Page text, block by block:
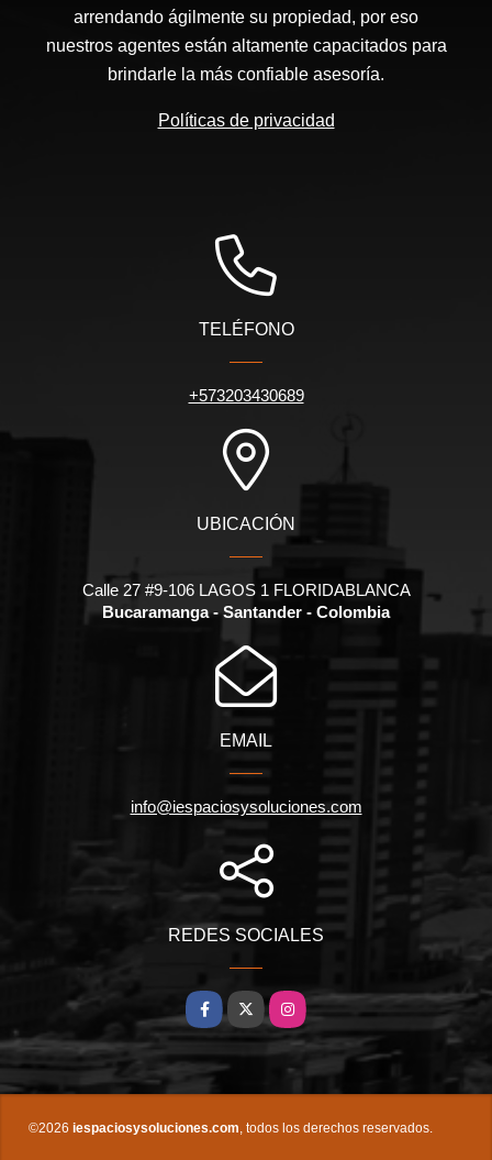
arrendando ágilmente su propiedad, por eso
nuestros agentes están altamente capacitados para
brindarle la más confiable asesoría.
Políticas de privacidad
TELÉFONO
+573203430689
UBICACIÓN
Calle 27 #9-106 LAGOS 1 FLORIDABLANCA
Bucaramanga - Santander - Colombia
EMAIL
info@iespaciosysoluciones.com
REDES SOCIALES
Facebook
X Instagram
©2026 iespaciosysoluciones.com, todos los derechos reservados.